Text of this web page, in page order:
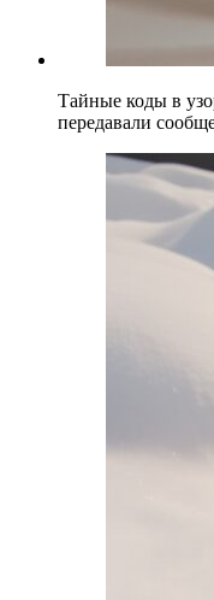
Тайные коды в
передавали